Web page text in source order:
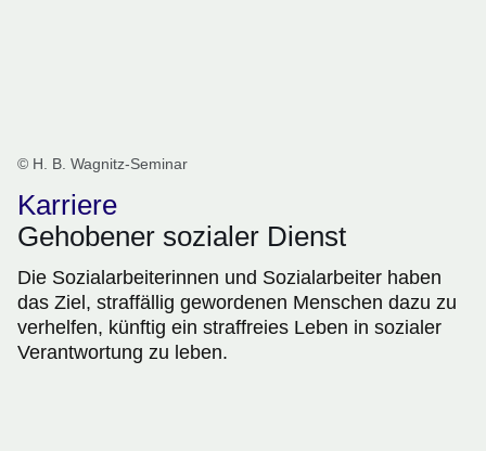
© H. B. Wagnitz-Seminar
Karriere
Gehobener sozialer Dienst
Die Sozialarbeiterinnen und Sozialarbeiter haben
das Ziel, straffällig gewordenen Menschen dazu zu
verhelfen, künftig ein straffreies Leben in sozialer
Verantwortung zu leben.